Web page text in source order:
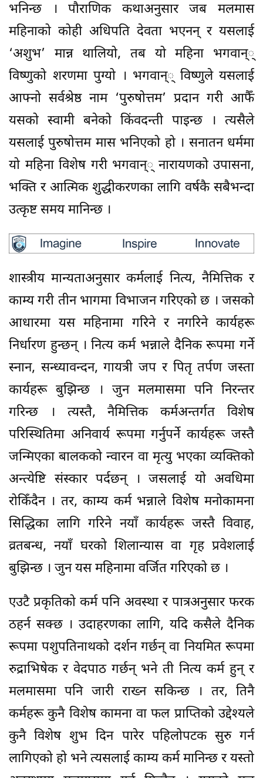
भनिन्छ । पौराणिक कथाअनुसार जब मलमास
महिनाको कोही अधिपति देवता भएनन् र यसलाई
‘अशुभ’ मान्न थालियो, तब यो महिना भगवान््
विष्णुको शरणमा पुग्यो । भगवान्् विष्णुले यसलाई
आफ्नो सर्वश्रेष्ठ नाम ‘पुरुषोत्तम’ प्रदान गरी आफैँ
यसको स्वामी बनेको किंवदन्ती पाइन्छ । त्यसैले
यसलाई पुरुषोत्तम मास भनिएको हो । सनातन धर्ममा
यो महिना विशेष गरी भगवान्् नारायणको उपासना,
भक्ति र आत्मिक शुद्धीकरणका लागि वर्षकै सबैभन्दा
उत्कृष्ट समय मानिन्छ ।
शास्त्रीय मान्यताअनुसार कर्मलाई नित्य, नैमित्तिक र
काम्य गरी तीन भागमा विभाजन गरिएको छ । जसको
आधारमा यस महिनामा गरिने र नगरिने कार्यहरू
निर्धारण हुन्छन् । नित्य कर्म भन्नाले दैनिक रूपमा गर्ने
स्नान, सन्ध्यावन्दन, गायत्री जप र पितृ तर्पण जस्ता
कार्यहरू बुझिन्छ । जुन मलमासमा पनि निरन्तर
गरिन्छ । त्यस्तै, नैमित्तिक कर्मअन्तर्गत विशेष
परिस्थितिमा अनिवार्य रूपमा गर्नुपर्ने कार्यहरू जस्तै
जन्मिएका बालकको न्वारन वा मृत्यु भएका व्यक्तिको
अन्त्येष्टि संस्कार पर्दछन् । जसलाई यो अवधिमा
रोकिँदैन । तर, काम्य कर्म भन्नाले विशेष मनोकामना
सिद्धिका लागि गरिने नयाँ कार्यहरू जस्तै विवाह,
व्रतबन्ध, नयाँ घरको शिलान्यास वा गृह प्रवेशलाई
बुझिन्छ । जुन यस महिनामा वर्जित गरिएको छ ।
एउटै प्रकृतिको कर्म पनि अवस्था र पात्रअनुसार फरक
ठहर्न सक्छ । उदाहरणका लागि, यदि कसैले दैनिक
रूपमा पशुपतिनाथको दर्शन गर्छन् वा नियमित रूपमा
रुद्राभिषेक र वेदपाठ गर्छन् भने ती नित्य कर्म हुन् र
मलमासमा पनि जारी राख्न सकिन्छ । तर, तिनै
कर्महरू कुनै विशेष कामना वा फल प्राप्तिको उद्देश्यले
कुनै विशेष शुभ दिन पारेर पहिलोपटक सुरु गर्न
लागिएको हो भने त्यसलाई काम्य कर्म मानिन्छ र यस्तो